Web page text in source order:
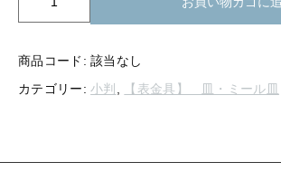
判
23
商品コード:該当なし
カテゴリー:小判 , 【表金具】 皿・ミール皿
【留め金具】 ループタイ金具
【留め金具】 ネクタイピ